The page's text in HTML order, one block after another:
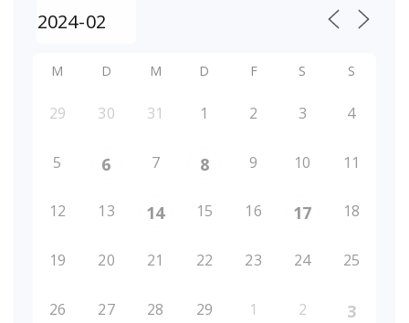
M D M D F S S
29 30 31 1 2 3 4
5 6 7 8 9 10 11
12 13 14 15 16 17 18
19 20 21 22 23 24 25
26 27 28 29 1 2 3